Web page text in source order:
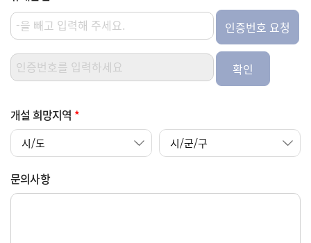
인증번호 요청
확인
개설 희망지역 *
문의사항